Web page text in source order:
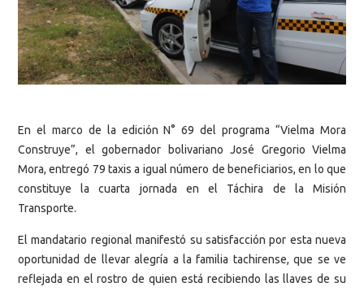
En el marco de la edición N° 69 del programa “Vielma Mora
Construye”, el gobernador bolivariano José Gregorio Vielma
Mora, entregó 79 taxis a igual número de beneficiarios, en lo que
constituye la cuarta jornada en el Táchira de la Misión
Transporte.
El mandatario regional manifestó su satisfacción por esta nueva
oportunidad de llevar alegría a la familia tachirense, que se ve
reflejada en el rostro de quien está recibiendo las llaves de su